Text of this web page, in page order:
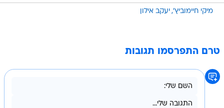
מיקי חיימוביץ' יעקב אילון
טרם התפרסמו תגובות